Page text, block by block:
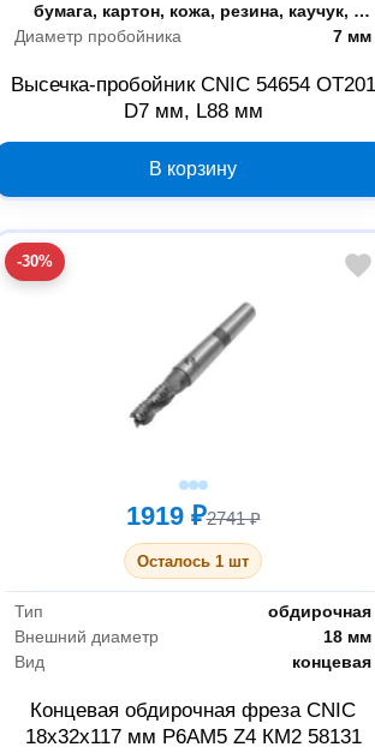
Пробиваемый материал
бумага, картон, кожа, резина, каучук, ткань
Диаметр пробойника
7 мм
Высечка-пробойник CNIC 54654 OT201
D7 мм, L88 мм
В корзину
-30%
1919 ₽2741 ₽
Осталось 1 шт
Тип
обдирочная
Внешний диаметр
18 мм
Вид
концевая
Концевая обдирочная фреза CNIC
18x32x117 мм Р6АМ5 Z4 КМ2 58131